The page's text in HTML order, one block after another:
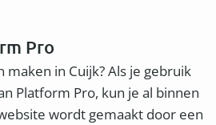
Pro
in Cuijk? Als je gebruik
Platform Pro, kun je al binnen
wordt gemaakt door een